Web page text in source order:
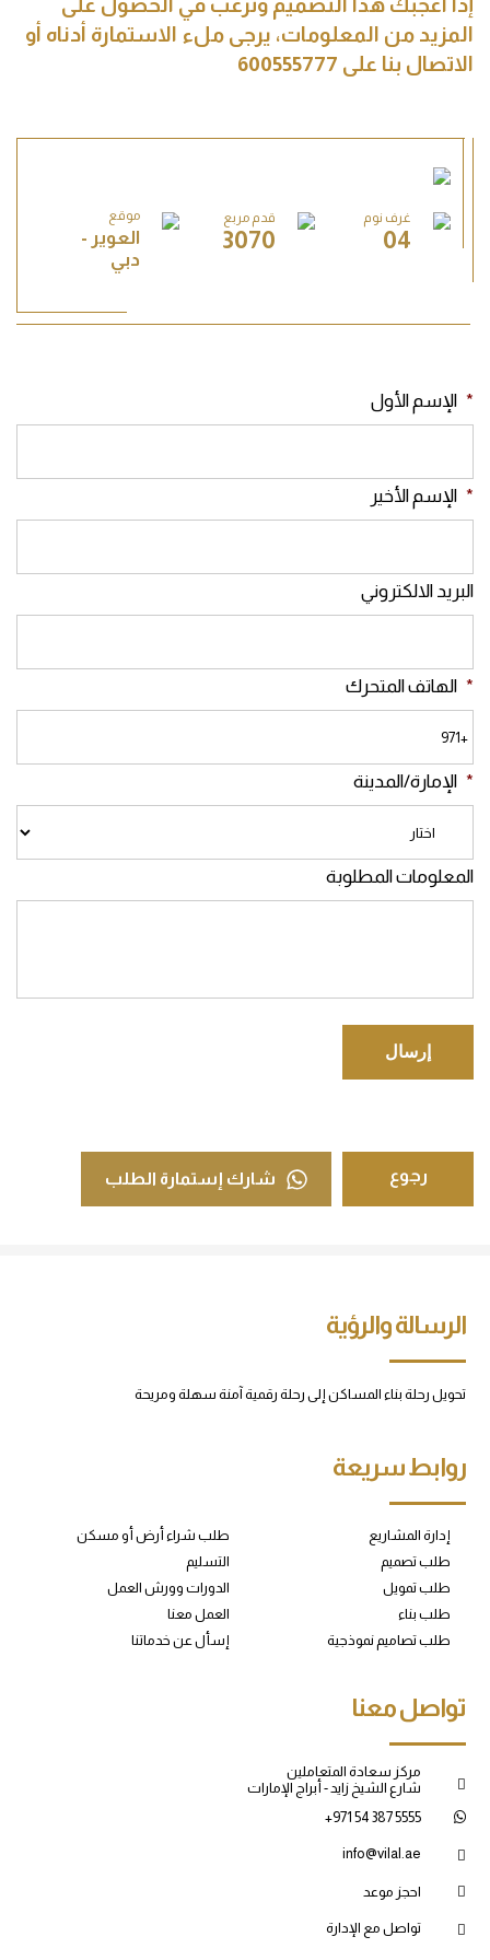
إذا أعجبك هذا التصميم وترغب في الحصول على
المزيد من المعلومات، يرجى ملء الاستمارة أدناه أو
الاتصال بنا على 600555777
غرف نوم
04
قدم مربع
3070
موقع
العوير -
دبي
الإسم الأول *
الإسم الأخير *
البريد الالكتروني
الهاتف المتحرك *
الإمارة/المدينة *
المعلومات المطلوبة
رجوع شارك إستمارة الطلب
الرسالة والرؤية
تحويل رحلة بناء المساكن إلى رحلة رقمية آمنة سهلة ومريحة
روابط سريعة
إدارة المشاريع
طلب تصميم
طلب تمويل
طلب بناء
طلب تصاميم نموذجية
طلب شراء أرض أو مسكن
التسليم
الدورات وورش العمل
العمل معنا
إسأل عن خدماتنا
تواصل معنا
مركز سعادة المتعاملين
شارع الشيخ زايد - أبراج الإمارات
+971 54 387 5555
info@vilal.ae
احجز موعد
تواصل مع الإدارة